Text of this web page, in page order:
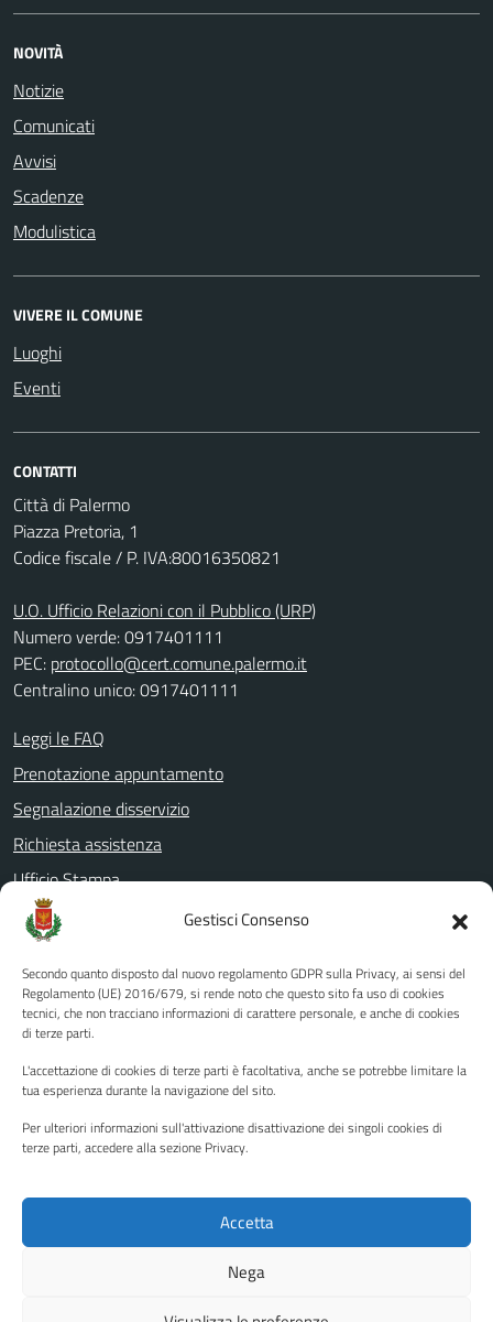
Gestisci Consenso
Secondo quanto disposto dal nuovo regolamento GDPR sulla Privacy, ai sensi del
Regolamento (UE) 2016/679, si rende noto che questo sito fa uso di cookies
tecnici, che non tracciano informazioni di carattere personale, e anche di cookies
di terze parti.
L'accettazione di cookies di terze parti è facoltativa, anche se potrebbe limitare la
tua esperienza durante la navigazione del sito.
Per ulteriori informazioni sull'attivazione disattivazione dei singoli cookies di
terze parti, accedere alla sezione Privacy.
Accetta
Nega
NOVITÀ
Notizie
Comunicati
Avvisi
Scadenze
Modulistica
VIVERE IL COMUNE
Luoghi
Eventi
CONTATTI
Città di Palermo
Piazza Pretoria, 1
Codice fiscale / P. IVA:80016350821
U.O. Ufficio Relazioni con il Pubblico (URP)
Numero verde: 0917401111
PEC: protocollo@cert.comune.palermo.it
Centralino unico: 0917401111
Leggi le FAQ
Prenotazione appuntamento
Segnalazione disservizio
Richiesta assistenza
Ufficio Stampa
Amministrazione Trasparente
Albo pretorio
Informativa privacy
Note legali
Piano di miglioramento del sito
Instagram